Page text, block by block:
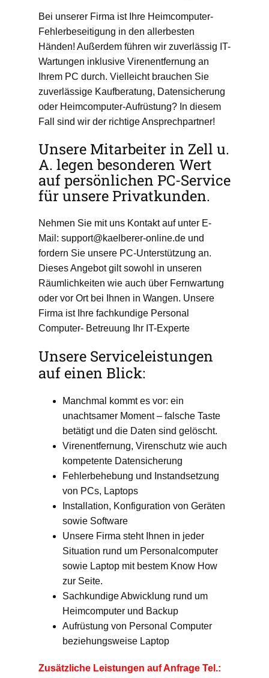
Bei unserer Firma ist Ihre Heimcomputer-
Fehlerbeseitigung in den allerbesten
Händen! Außerdem führen wir zuverlässig IT-
Wartungen inklusive Virenentfernung an
Ihrem PC durch. Vielleicht brauchen Sie
zuverlässige Kaufberatung, Datensicherung
oder Heimcomputer-Aufrüstung? In diesem
Fall sind wir der richtige Ansprechpartner!
Unsere Mitarbeiter in Zell u.
A. legen besonderen Wert
auf persönlichen PC-Service
für unsere Privatkunden.
Nehmen Sie mit uns Kontakt auf unter E-
Mail: support@kaelberer-online.de und
fordern Sie unsere PC-Unterstützung an.
Dieses Angebot gilt sowohl in unseren
Räumlichkeiten wie auch über Fernwartung
oder vor Ort bei Ihnen in Wangen. Unsere
Firma ist Ihre fachkundige Personal
Computer- Betreuung Ihr IT-Experte
Unsere Serviceleistungen
auf einen Blick:
Manchmal kommt es vor: ein
unachtsamer Moment – falsche Taste
betätigt und die Daten sind gelöscht.
Virenentfernung, Virenschutz wie auch
kompetente Datensicherung
Fehlerbehebung und Instandsetzung
von PCs, Laptops
Installation, Konfiguration von Geräten
sowie Software
Unsere Firma steht Ihnen in jeder
Situation rund um Personalcomputer
sowie Laptop mit bestem Know How
zur Seite.
Sachkundige Abwicklung rund um
Heimcomputer und Backup
Aufrüstung von Personal Computer
beziehungsweise Laptop
Zusätzliche Leistungen auf Anfrage Tel.: